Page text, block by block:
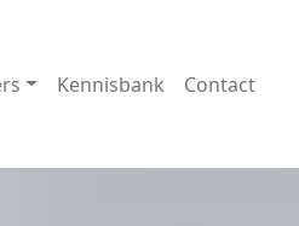
Kennisbank Contact